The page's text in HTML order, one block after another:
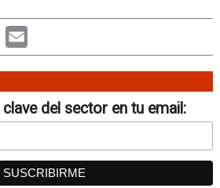
Email
del sector en tu email: